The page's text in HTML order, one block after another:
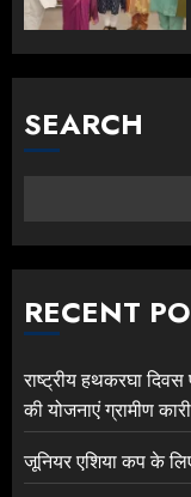
SEARCH
RECENT
राष्ट्रीय हथकरघा
की योजनाएं ग्रामीण
जूनियर एशिया कप के